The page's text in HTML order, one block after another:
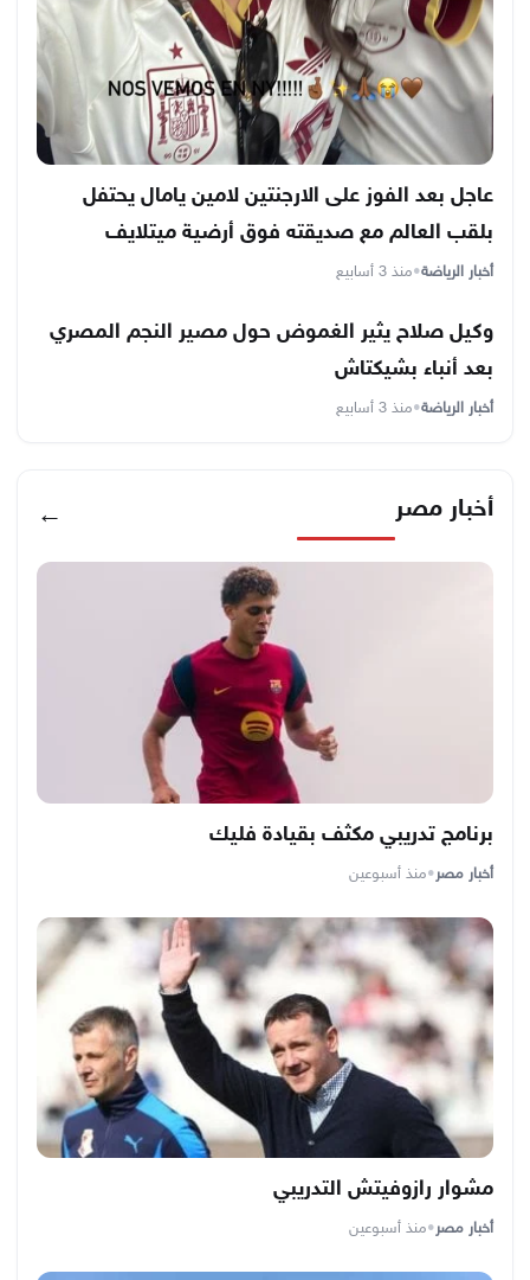
عاجل بعد الفوز على الارجنتين لامين يامال يحتفل
بلقب العالم مع صديقته فوق أرضية ميتلايف
أخبار الرياضة•منذ 3 أسابيع
وكيل صلاح يثير الغموض حول مصير النجم المصري
بعد أنباء بشيكتاش
أخبار الرياضة•منذ 3 أسابيع
أخبار مصر ←
برنامج تدريبي مكثف بقيادة فليك
أخبار مصر•منذ أسبوعين
مشوار رازوفيتش التدريبي
أخبار مصر•منذ أسبوعين